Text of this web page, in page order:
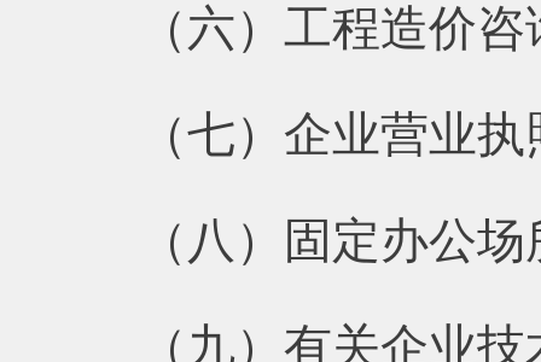
（六）工程造价咨
（七）企业营业执
（八）固定办公场
（九）有关企业技